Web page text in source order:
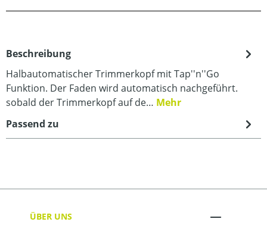
Beschreibung
Halbautomatischer Trimmerkopf mit Tap''n''Go
Funktion. Der Faden wird automatisch nachgeführt.
sobald der Trimmerkopf auf de… Mehr
Passend zu
ÜBER UNS